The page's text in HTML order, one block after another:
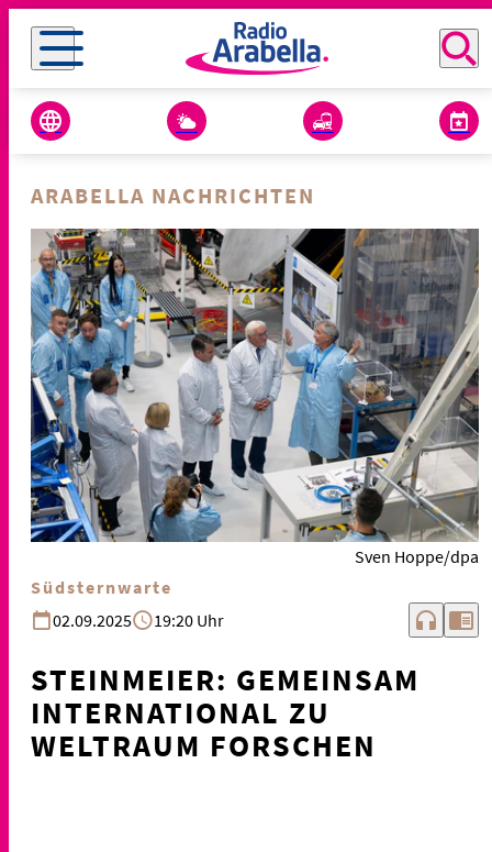
ARABELLA NACHRICHTEN
Sven Hoppe/dpa
Südsternwarte
02.09.2025
19:20 Uhr headphones chrome_reader_mode
STEINMEIER: GEMEINSAM
INTERNATIONAL ZU
WELTRAUM FORSCHEN